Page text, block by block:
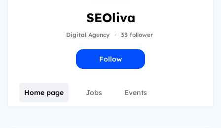
SEOliva
Digital Agency · 33 follower
Follow
Home page Jobs Events